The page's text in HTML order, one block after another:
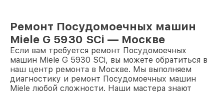
Ремонт Посудомоечных машин
Miele G 5930 SCi — Москве
Если вам требуется ремонт Посудомоечных
машин Miele G 5930 SCi, вы можете обратиться в
наш центр ремонта в Москве. Мы выполняем
диагностику и ремонт Посудомоечных машин
Miele любой сложности. Наши мастера знают